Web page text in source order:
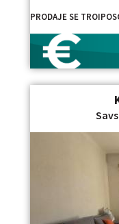
PRODAJE SE